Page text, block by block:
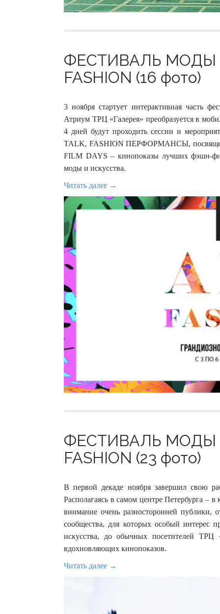
ФЕСТИВАЛЬ МОДЫ
FASHION (16 фото)
3 ноября стартует интерактивная часть
Атриум ТРЦ «Галерея» преобразуется в
4 дней будут проходить сессии и
TALK, FASHION ПЕРФОРМАНСЫ,
FILM DAYS – кинопоказы лучших фэшн-
моды и искусства.
Читать далее →
ФЕСТИВАЛЬ МОДЫ
FASHION (23 фото)
В первой декаде ноября завершил свою
Располагаясь в самом центре Петербурга –
внимание очень разносторонней публики,
сообщества, для которых особый интерес
искусства, до обычных посетителей ТРЦ
вдохновляющих кинопоказов.
Читать далее →